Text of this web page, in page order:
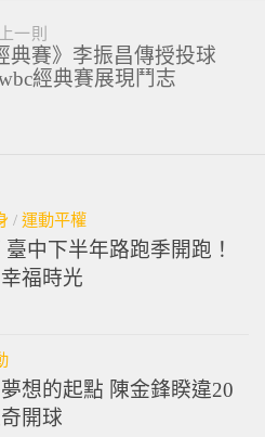
上一則
典賽》李振昌傳授投球
經典賽展現鬥志
/ 運動平權
中下半年路跑季開跑！
福時光
想的起點 陳金鋒睽違20
開球